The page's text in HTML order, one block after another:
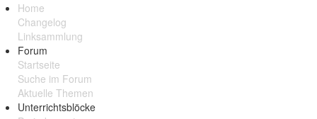
Home
Changelog
Linksammlung
Forum
Startseite
Suche im Forum
Aktuelle Themen
Unterrichtsblöcke